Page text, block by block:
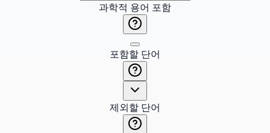
과학적 용어 포함
포함할 단어
제외할 단어